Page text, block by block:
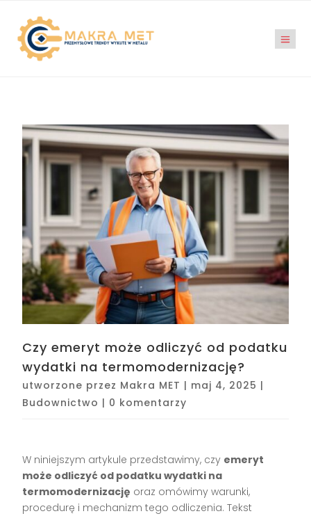
Czy emeryt może odliczyć od podatku
wydatki na termomodernizację?
utworzone przez Makra MET | maj 4, 2025 |
Budownictwo | 0 komentarzy
W niniejszym artykule przedstawimy, czy emeryt
może odliczyć od podatku wydatki na
termomodernizację oraz omówimy warunki,
procedurę i mechanizm tego odliczenia. Tekst